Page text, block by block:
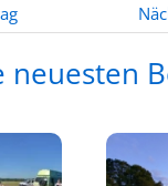
neuesten